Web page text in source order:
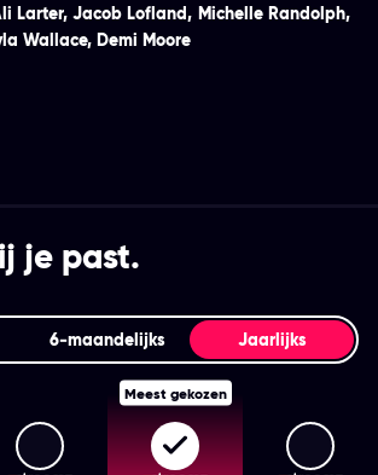
Larter, Jacob Lofland, Michelle Randolph,
Wallace, Demi Moore
je past.
6‑maandelijks Jaarlijks
Streamz Premium+
Meest gekozen
Streamz Premium